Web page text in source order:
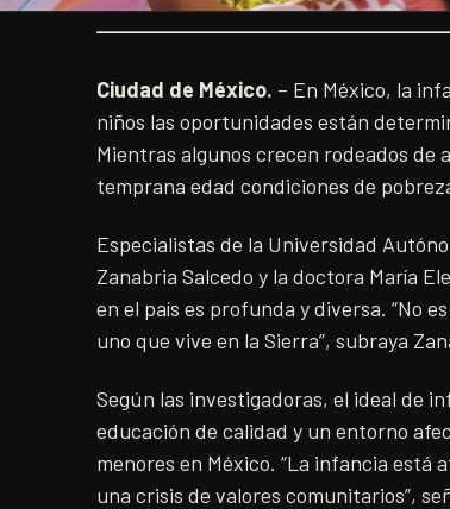
Ciudad de México. – En México, la
niños las oportunidades están
Mientras algunos crecen rodeados
temprana edad condiciones de
Especialistas de la Universidad
Zanabria Salcedo y la doctora María
en el país es profunda y diversa. “No
uno que vive en la Sierra”, subraya
Según las investigadoras, el ideal de
educación de calidad y un entorno
menores en México. “La infancia
una crisis de valores comunitarios”,